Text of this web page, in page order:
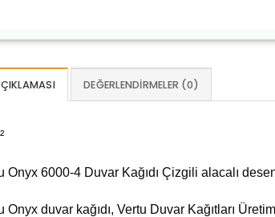
DEĞERLENDIRMELER (0)
Onyx 6000-4 Duvar Kağıdı Çizgili alacalı
Onyx duvar kağıdı, Vertu Duvar Kağıtları